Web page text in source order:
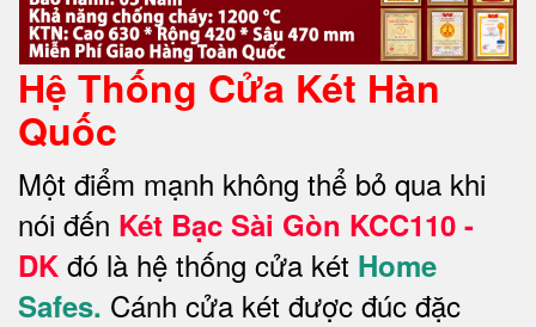
Hệ Thống Cửa Két Hàn
Quốc
Một điểm mạnh không thể bỏ qua khi
nói đến Két Bạc Sài Gòn KCC110 -
DK đó là hệ thống cửa két Home
Safes. Cánh cửa két được đúc đặc